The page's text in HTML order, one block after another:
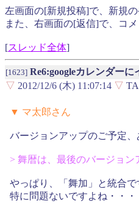
左画面の[新規投稿]で、新規の
また、右画面の[返信]で、コメ
[スレッド全体]
[1623] Re6:googleカレンダーに
▽ 2012/12/6 (木) 11:07:14 ▽
▼ マ太郎さん
バージョンアップのご予定、
> 舞暦は、最後のバージョン
やっぱり、「舞加」と統合で
特に問題ないですよね・・・